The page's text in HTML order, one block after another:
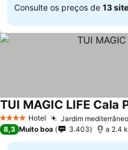
Consulte os preços de 13
4 EstrelasHotel Jardim
TUI MAGIC LIFE Cala
8,3 Muito boa 3.403 a 2.4